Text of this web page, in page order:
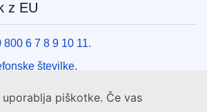
piškotke. Če vas
z EU
6 7 8 9 10 11.
številke.
obrazcem.